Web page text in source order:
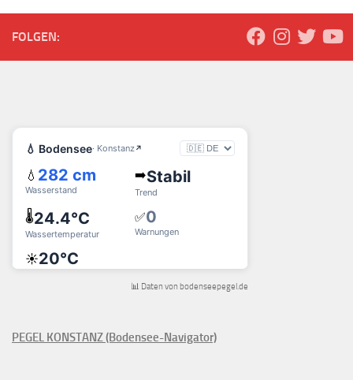
FOLGEN:
📊 Daten von bodenseepegel.de
PEGEL KONSTANZ (Bodensee-Navigator)